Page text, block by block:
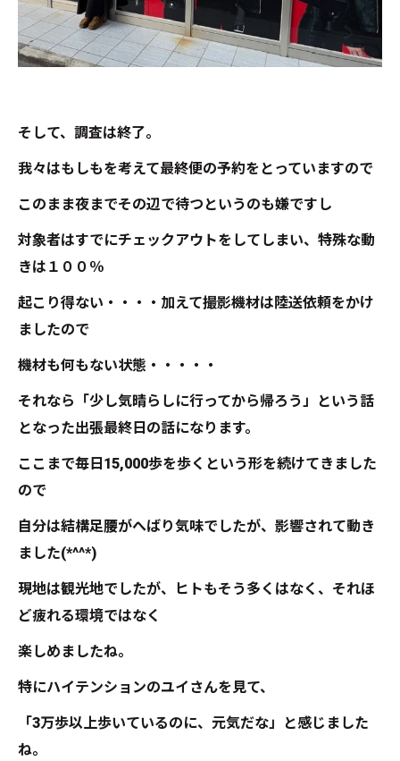
そして、調査は終了。
我々はもしもを考えて最終便の予約をとっていますので
このまま夜までその辺で待つというのも嫌ですし
対象者はすでにチェックアウトをしてしまい、特殊な動
きは１００％
起こり得ない・・・・加えて撮影機材は陸送依頼をかけ
ましたので
機材も何もない状態・・・・・
それなら「少し気晴らしに行ってから帰ろう」という話
となった出張最終日の話になります。
ここまで毎日15,000歩を歩くという形を続けてきました
ので
自分は結構足腰がへばり気味でしたが、影響されて動き
ました(*^^*)
現地は観光地でしたが、ヒトもそう多くはなく、それほ
ど疲れる環境ではなく
楽しめましたね。
特にハイテンションのユイさんを見て、
「3万歩以上歩いているのに、元気だな」と感じました
ね。